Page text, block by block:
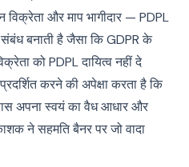
विक्रेता और माप भागीदार — PDPL
बनाती है जैसा कि GDPR के
को PDPL दायित्व नहीं दे
करने की अपेक्षा करता है कि
अपना स्वयं का वैध आधार और
ने सहमति बैनर पर जो वादा